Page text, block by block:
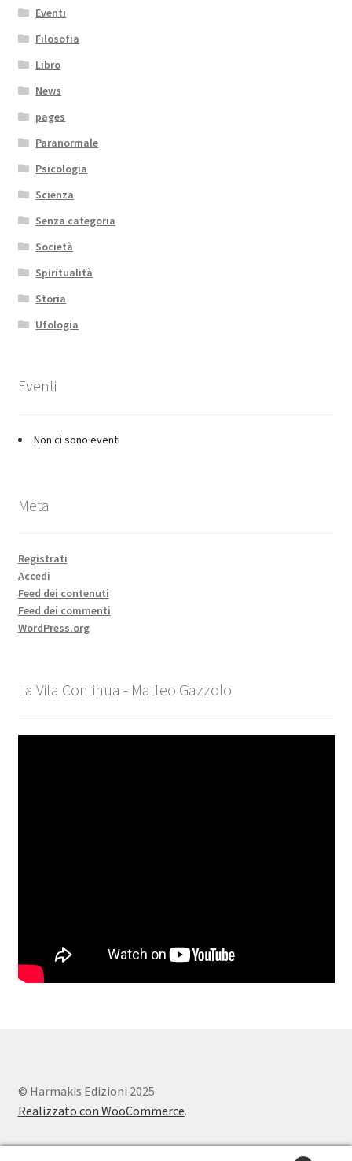
Eventi
Filosofia
Libro
News
pages
Paranormale
Psicologia
Scienza
Senza categoria
Società
Spiritualità
Storia
Ufologia
Eventi
Non ci sono eventi
Meta
Registrati
Accedi
Feed dei contenuti
Feed dei commenti
WordPress.org
La Vita Continua - Matteo Gazzolo
© Harmakis Edizioni 2025
Realizzato con WooCommerce.